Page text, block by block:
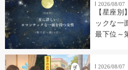
2026/08/07
【星座
ックな一
最下位～
2026/08/07